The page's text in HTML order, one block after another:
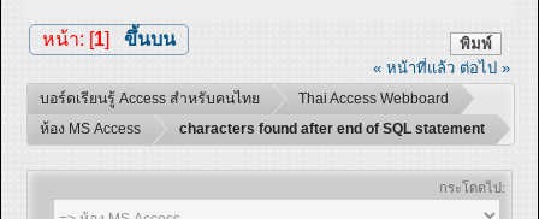
พิมพ์
หน้า: [1] ขึ้นบน
« หน้าที่แล้ว ต่อไป »
บอร์ดเรียนรู้ Access สำหรับคนไทย
Thai Access Webboard
ห้อง MS Access
characters found after end of SQL statement
กระโดดไป: